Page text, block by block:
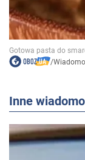
/
Inne